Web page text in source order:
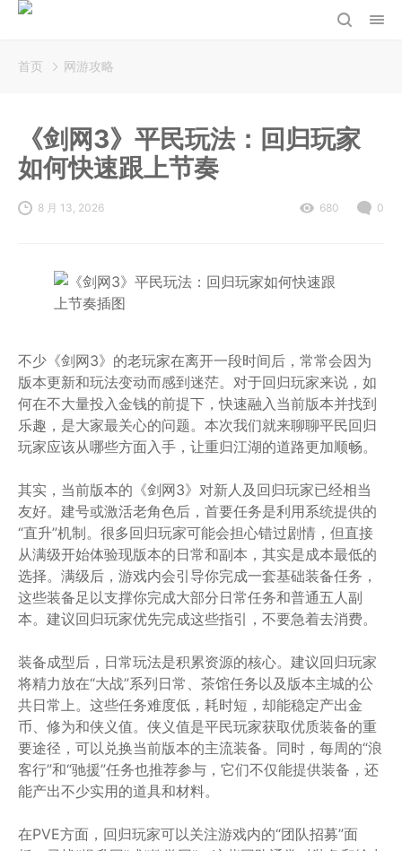
首页 网游攻略
《剑网3》平民玩法：回归玩家
如何快速跟上节奏
8 月 13, 2026 680 0
不少《剑网3》的老玩家在离开一段时间后，常常会因为
版本更新和玩法变动而感到迷茫。对于回归玩家来说，如
何在不大量投入金钱的前提下，快速融入当前版本并找到
乐趣，是大家最关心的问题。本次我们就来聊聊平民回归
玩家应该从哪些方面入手，让重归江湖的道路更加顺畅。
其实，当前版本的《剑网3》对新人及回归玩家已经相当
友好。建号或激活老角色后，首要任务是利用系统提供的
“直升”机制。很多回归玩家可能会担心错过剧情，但直接
从满级开始体验现版本的日常和副本，其实是成本最低的
选择。满级后，游戏内会引导你完成一套基础装备任务，
这些装备足以支撑你完成大部分日常任务和普通五人副
本。建议回归玩家优先完成这些指引，不要急着去消费。
装备成型后，日常玩法是积累资源的核心。建议回归玩家
将精力放在“大战”系列日常、茶馆任务以及版本主城的公
共日常上。这些任务难度低，耗时短，却能稳定产出金
币、修为和侠义值。侠义值是平民玩家获取优质装备的重
要途径，可以兑换当前版本的主流装备。同时，每周的“浪
客行”和“驰援”任务也推荐参与，它们不仅能提供装备，还
能产出不少实用的道具和材料。
在PVE方面，回归玩家可以关注游戏内的“团队招募”面